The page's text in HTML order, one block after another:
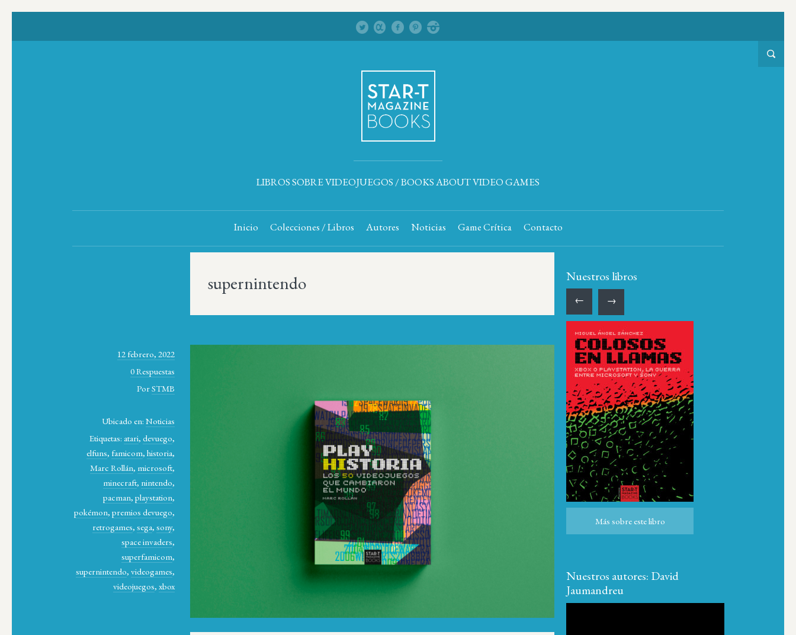
LIBROS SOBRE VIDEOJUEGOS / BOOKS ABOUT VIDEO GAMES
Inicio Colecciones / Libros Autores Noticias Game Crítica Contacto
supernintendo
12 febrero, 2022
0 Respuestas
PorSTMB
Ubicado en:Noticias
Etiquetas: atari,devuego,
elfuns, famicom,historia,
Marc Rollán, microsoft,
minecraft, nintendo,
pacman,playstation,
pokémon,premios devuego,
retrogames,sega,sony,
space invaders,
superfamicom,
supernintendo,videogames,
videojuegos,xbox
Nuestros libros
← →
Más sobre este libro
Nuestros autores: David
Jaumandreu